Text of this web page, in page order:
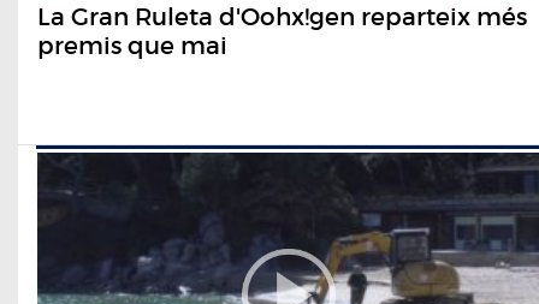
La Gran Ruleta d'Oohx!gen reparteix més
premis que mai